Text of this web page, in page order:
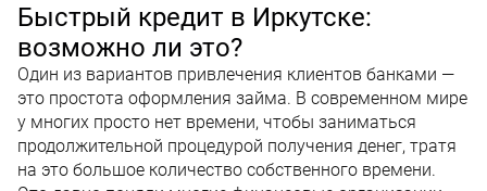
Быстрый кредит в Иркутске:
возможно ли это?
Один из вариантов привлечения клиентов банками —
это простота оформления займа. В современном мире
у многих просто нет времени, чтобы заниматься
продолжительной процедурой получения денег, тратя
на это большое количество собственного времени.